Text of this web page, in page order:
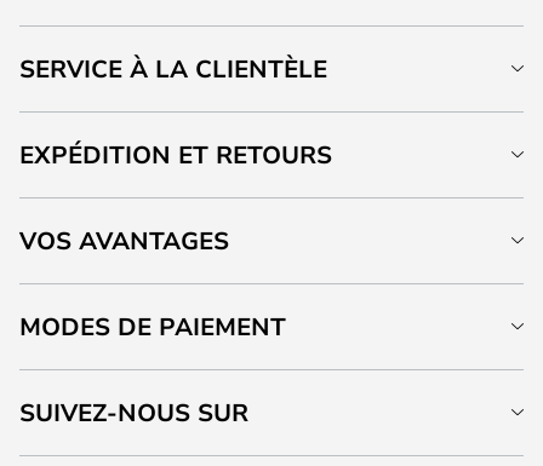
SERVICE À LA CLIENTÈLE
EXPÉDITION ET RETOURS
VOS AVANTAGES
MODES DE PAIEMENT
SUIVEZ-NOUS SUR